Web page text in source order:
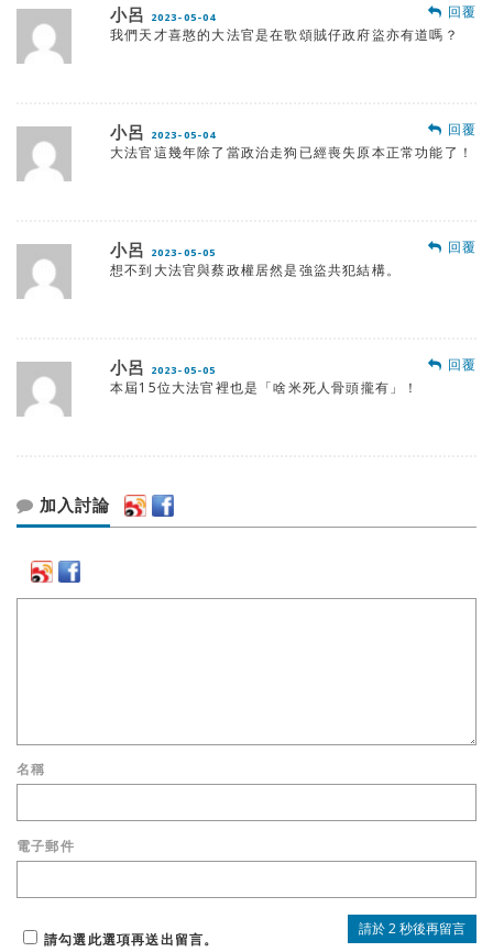
小呂 2023-05-04
我們天才喜憨的大法官是在歌頌賊仔政府盜亦有道嗎？
回覆
小呂 2023-05-04
大法官這幾年除了當政治走狗已經喪失原本正常功能了！
回覆
小呂 2023-05-05
想不到大法官與蔡政權居然是強盜共犯結構。
回覆
小呂 2023-05-05
本屆15位大法官裡也是「啥米死人骨頭攏有」！
回覆
加入討論
名稱
電子郵件
請勾選此選項再送出留言。